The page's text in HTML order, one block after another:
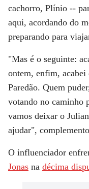
cachorro, Plínio --
aqui, acordando do
preparando para
"Mas é o seguinte:
ontem, enfim, acabei
Paredão. Quem
votando no caminho
vamos deixar o
ajudar",
O influenciador
Jonas na décima